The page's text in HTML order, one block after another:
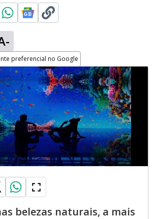
preferencial no Google
belezas naturais, a mais